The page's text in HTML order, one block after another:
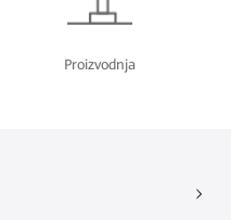
Proizvodnja